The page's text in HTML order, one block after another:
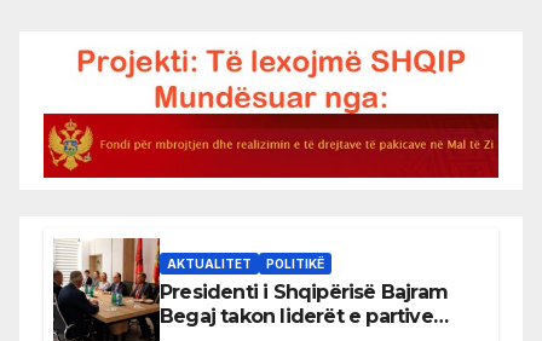
AKTUALITET POLITIKË
Presidenti i Shqipërisë Bajram
Begaj takon liderët e partive